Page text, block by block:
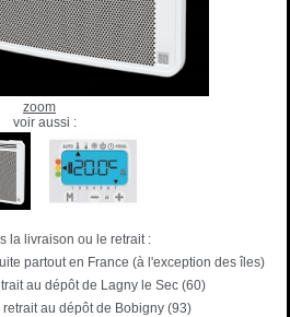
zoom
voir aussi :
la livraison ou le retrait :
partout en France (à l'exception des îles)
au dépôt de Lagny le Sec (60)
au dépôt de Bobigny (93)